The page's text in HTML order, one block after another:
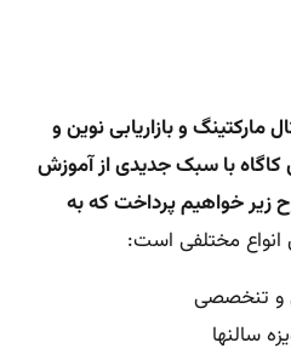
مارکتینگ و بازاریابی نوین و
کاگاه با سبک جدیدی از آموزش
زیر خواهیم پرداخت که به
انواع مختلفی است:
و تنخصصی
سالنها